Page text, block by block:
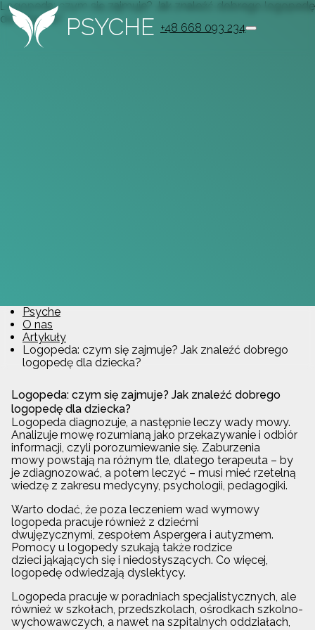
PSYCHE +48 668 093 234
Logopeda: czym się zajmuje? Jak znaleźć dobrego logopedę
dla dziecka?
Psyche
O nas
Artykuły
Logopeda: czym się zajmuje? Jak znaleźć dobrego
logopedę dla dziecka?
Logopeda: czym się zajmuje? Jak znaleźć dobrego
logopedę dla dziecka?
Logopeda diagnozuje, a następnie leczy wady mowy.
Analizuje mowę rozumianą jako przekazywanie i odbiór
informacji, czyli porozumiewanie się. Zaburzenia
mowy powstają na różnym tle, dlatego terapeuta – by
je zdiagnozować, a potem leczyć – musi mieć rzetelną
wiedzę z zakresu medycyny, psychologii, pedagogiki.
Warto dodać, że poza leczeniem wad wymowy
logopeda pracuje również z dziećmi
dwujęzycznymi, zespołem Aspergera i autyzmem.
Pomocy u logopedy szukają także rodzice
dzieci jąkających się i niedosłyszących. Co więcej,
logopedę odwiedzają dyslektycy.
Logopeda pracuje w poradniach specjalistycznych, ale
również w szkołach, przedszkolach, ośrodkach szkolno-
wychowawczych, a nawet na szpitalnych oddziałach,